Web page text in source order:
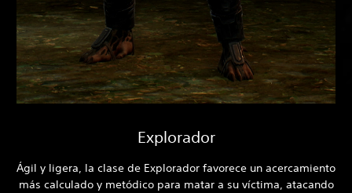
Explorador
Ágil y ligera, la clase de Explorador favorece un acercamiento
más calculado y metódico para matar a su víctima, atacando